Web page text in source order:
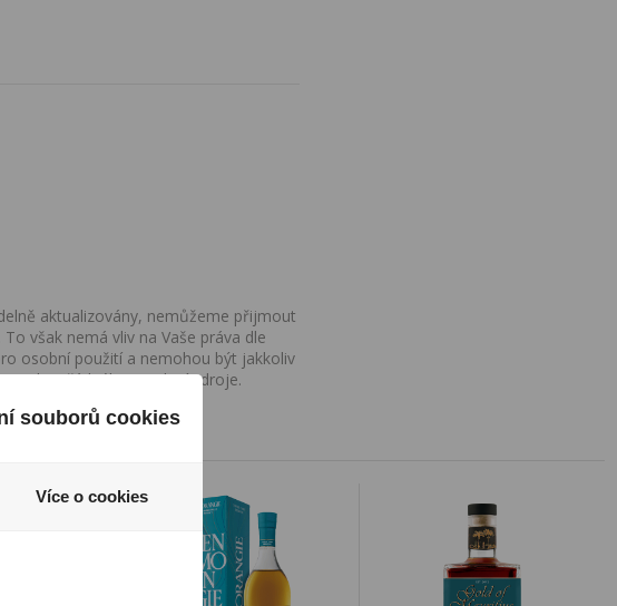
aktualizovány, nemůžeme přijmout
však nemá vliv na Vaše práva dle
osobní použití a nemohou být jakkoliv
ani bez řádného uvedení zdroje.
souborů cookies
Více o cookies